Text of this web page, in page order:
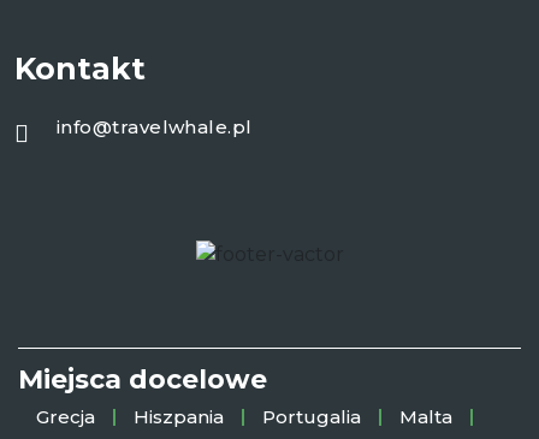
Kontakt
info@travelwhale.pl
Miejsca docelowe
Grecja Hiszpania Portugalia Malta